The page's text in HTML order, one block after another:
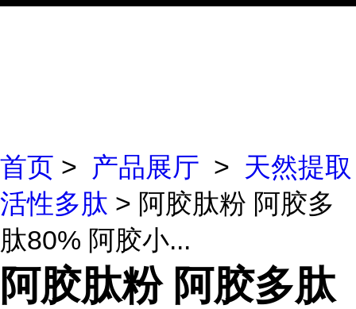
首页 > 产品展厅 > 天然提取
活性多肽 > 阿胶肽粉 阿胶多
肽80% 阿胶小...
阿胶肽粉 阿胶多肽